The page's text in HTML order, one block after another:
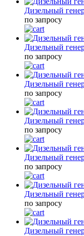
Дизельный
по запросу
Дизельный
по запросу
Дизельный
по запросу
Дизельный
по запросу
Дизельный
по запросу
Дизельный
по запросу
Дизельный